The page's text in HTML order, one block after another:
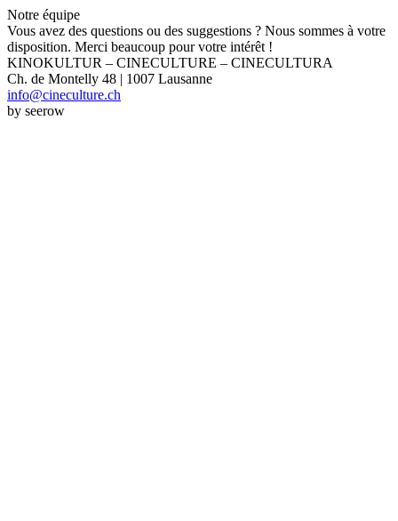
Notre équipe
Vous avez des questions ou des suggestions ? Nous sommes à votre
disposition. Merci beaucoup pour votre intérêt !
KINOKULTUR – CINECULTURE – CINECULTURA
Ch. de Montelly 48 | 1007 Lausanne
info@cineculture.ch
by seerow